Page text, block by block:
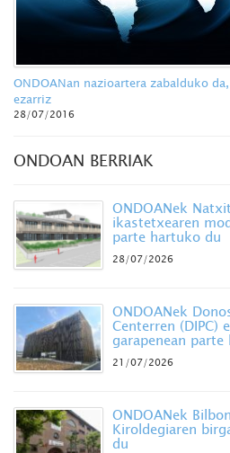
ONDOANan nazioartera zabalduko
ezarriz
28/07/2016
ONDOAN BERRIAK
ONDOANek
ikastetxearen
parte hartuko du
28/07/2026
ONDOANek
Centerren (DIPC)
garapenean parte
21/07/2026
ONDOANek
Kiroldegiaren
du